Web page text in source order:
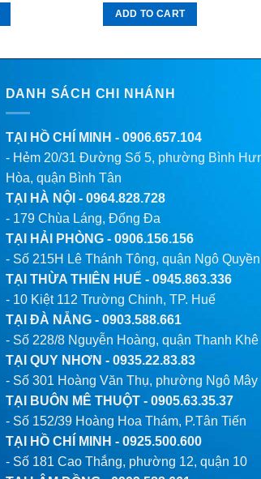
ADD TO CART
DANH SÁCH CHI NHÁNH
TẠI HỒ CHÍ MINH - 0906.657.104
- Hẻm 20/31 Đường Số 5, phường Bình
Hòa, quận Bình Tân
TẠI HÀ NỘI - 0964.828.728
- 179 Chùa Láng, Đống Đa
TẠI HẢI PHÒNG - 0906.156.156
- Số 215H Lê Thánh Tông, quận Ngô Quyền
TẠI THỪA THIÊN HUẾ - 0945.863.336
- 10 Kiệt 112 Trường Chinh, TP. Huế
TẠI ĐÀ NẴNG - 0903.588.661
- Số 228/8 Nguyễn Hoàng, quận Thanh Khê
TẠI QUY NHƠN - 0935.22.83.83
- Số 301 Hoàng Văn Thụ, phường Ngô Mây
TẠI BUÔN MÊ THUỘT - 0905.63.35.37
- Số 152/39 Hoàng Hoa Thám, P.Tân Tiến
TẠI HỒ CHÍ MINH - 0925.500.600
- Số 181 Cao Thắng, phường 12, quận 10